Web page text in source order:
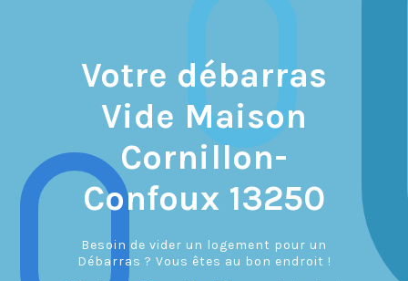
Votre débarras
Vide Maison
Cornillon-
Confoux 13250
Besoin de vider un logement pour un
Débarras ? Vous êtes au bon endroit !